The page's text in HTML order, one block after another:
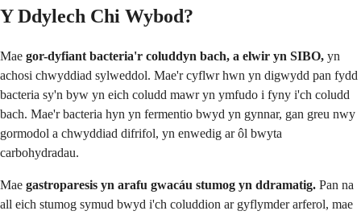
Y Ddylech Chi Wybod?
Mae gor-dyfiant bacteria'r coluddyn bach, a elwir yn SIBO, yn
achosi chwyddiad sylweddol. Mae'r cyflwr hwn yn digwydd pan fydd
bacteria sy'n byw yn eich coludd mawr yn ymfudo i fyny i'ch coludd
bach. Mae'r bacteria hyn yn fermentio bwyd yn gynnar, gan greu nwy
gormodol a chwyddiad difrifol, yn enwedig ar ôl bwyta
carbohydradau.
Mae gastroparesis yn arafu gwacáu stumog yn ddramatig. Pan na
all eich stumog symud bwyd i'ch coluddion ar gyflymder arferol, mae